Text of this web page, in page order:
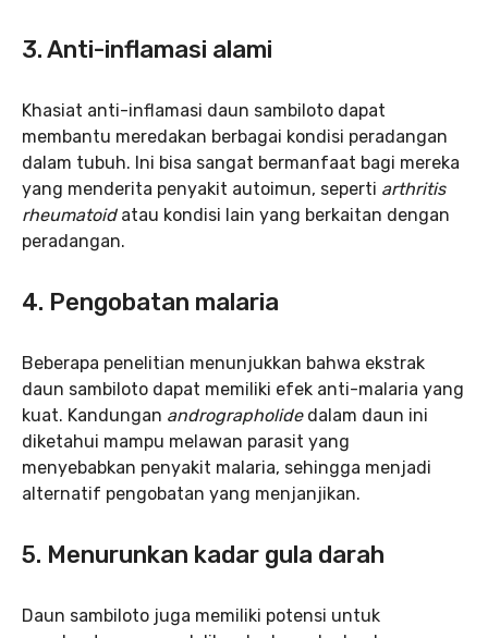
3.Anti-inflamasi alami
Khasiat anti-inflamasi daun sambiloto dapat
membantu meredakan berbagai kondisi peradangan
dalam tubuh. Ini bisa sangat bermanfaat bagi mereka
yang menderita penyakit autoimun, seperti arthritis
rheumatoidatau kondisi lain yang berkaitan dengan
peradangan.
4. Pengobatan malaria
Beberapa penelitian menunjukkan bahwa ekstrak
daun sambiloto dapat memiliki efek anti-malaria yang
kuat. Kandungan andrographolidedalam daun ini
diketahui mampu melawan parasit yang
menyebabkan penyakit malaria, sehingga menjadi
alternatif pengobatan yang menjanjikan.
5. Menurunkan kadar gula darah
Daun sambiloto juga memiliki potensi untuk